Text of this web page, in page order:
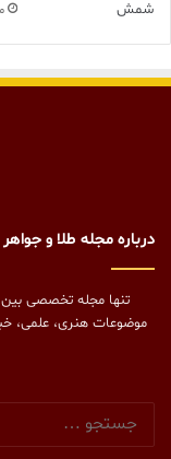
درباره مجله طلا و جواهر
تنها مجله تخصصی بین
موضوعات هنری، علمی،